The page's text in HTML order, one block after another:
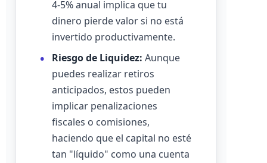
4-5% anual implica que tu
dinero pierde valor si no está
invertido productivamente.
Riesgo de Liquidez: Aunque
puedes realizar retiros
anticipados, estos pueden
implicar penalizaciones
fiscales o comisiones,
haciendo que el capital no esté
tan "líquido" como una cuenta